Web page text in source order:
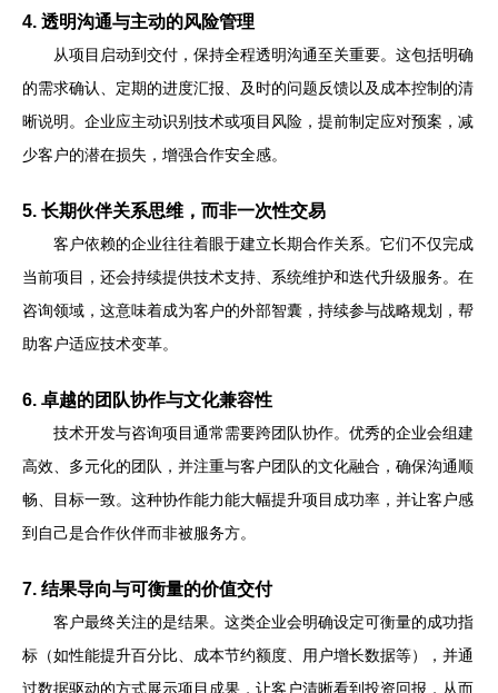
4. 透明沟通与主动的风险管理
从项目启动到交付，保持全程透明沟通至关重要。这包括明确
的需求确认、定期的进度汇报、及时的问题反馈以及成本控制的清
晰说明。企业应主动识别技术或项目风险，提前制定应对预案，减
少客户的潜在损失，增强合作安全感。
5. 长期伙伴关系思维，而非一次性交易
客户依赖的企业往往着眼于建立长期合作关系。它们不仅完成
当前项目，还会持续提供技术支持、系统维护和迭代升级服务。在
咨询领域，这意味着成为客户的外部智囊，持续参与战略规划，帮
助客户适应技术变革。
6. 卓越的团队协作与文化兼容性
技术开发与咨询项目通常需要跨团队协作。优秀的企业会组建
高效、多元化的团队，并注重与客户团队的文化融合，确保沟通顺
畅、目标一致。这种协作能力能大幅提升项目成功率，并让客户感
到自己是合作伙伴而非被服务方。
7. 结果导向与可衡量的价值交付
客户最终关注的是结果。这类企业会明确设定可衡量的成功指
标（如性能提升百分比、成本节约额度、用户增长数据等），并通
过数据驱动的方式展示项目成果，让客户清晰看到投资回报，从而